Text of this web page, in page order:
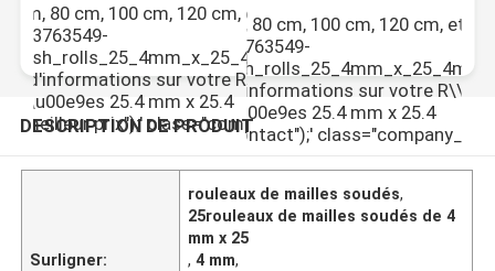
cm, 80 cm, 100 cm, 120 cm, et ainsi de
d'informations sur votre R\\u00f4les de mailles
25.4 mm x 25.4
prix");' class="company_btn greenb
du rouleau\",\"60 cm, 80 cm, 100 cm, 120 cm, et
photo\\/pd163763549-
envoyez-moi plus d'informations sur votre
blanches galvanis\\u00e9es 25.4 mm x 25.4
DESCRIPTION DE PRODUIT
Surligner:
rouleaux de mailles soudés,
25rouleaux de mailles soudés de 4
mm x 25
,4 mm,